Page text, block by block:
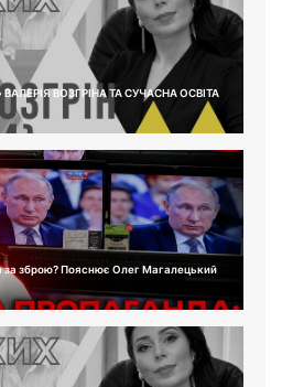
ВОЗГРІНА ТА СУЧАСНА ОСВІТА
за зброю? Пояснює Олег Магалецький